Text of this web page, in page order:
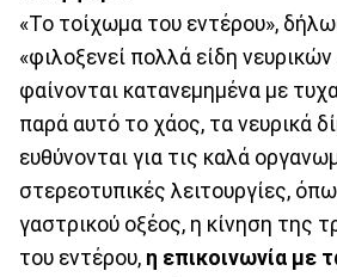
«Το τοίχωμα του εντέρου»,
«φιλοξενεί πολλά είδη
φαίνονται κατανεμημένα με
παρά αυτό το χάος, τα νευρικά
ευθύνονται για τις καλά
στερεοτυπικές λειτουργίες,
γαστρικού οξέος, η κίνηση της
του εντέρου, η επικοινωνία με